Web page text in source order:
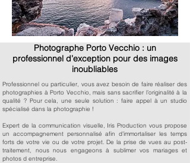
Photographe Porto Vecchio : un
professionnel d’exception pour des images
inoubliables
Professionnel ou particulier, vous avez besoin de faire réaliser des
photographies à Porto Vecchio, mais sans sacrifier l’originalité à la
qualité ? Pour cela, une seule solution : faire appel à un studio
spécialisé dans la photographie !
Expert de la communication visuelle, Iris Production vous propose
un accompagnement personnalisé afin d’immortaliser les temps
forts de votre vie ou de votre projet. De la prise de vues au post-
traitement, nous nous engageons à sublimer vos mariages et
photos d entreprise.